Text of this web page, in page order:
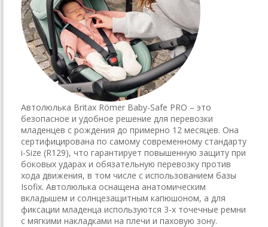
Автолюлька Britax Römer Baby-Safe PRO – это
безопасное и удобное решение для перевозки
младенцев с рождения до примерно 12 месяцев. Она
сертифицирована по самому современному стандарту
i-Size (R129), что гарантирует повышенную защиту при
боковых ударах и обязательную перевозку против
хода движения, в том числе с использованием базы
Isofix. Автолюлька оснащена анатомическим
вкладышем и солнцезащитным капюшоном, а для
фиксации младенца используются 3-х точечные ремни
с мягкими накладками на плечи и паховую зону.